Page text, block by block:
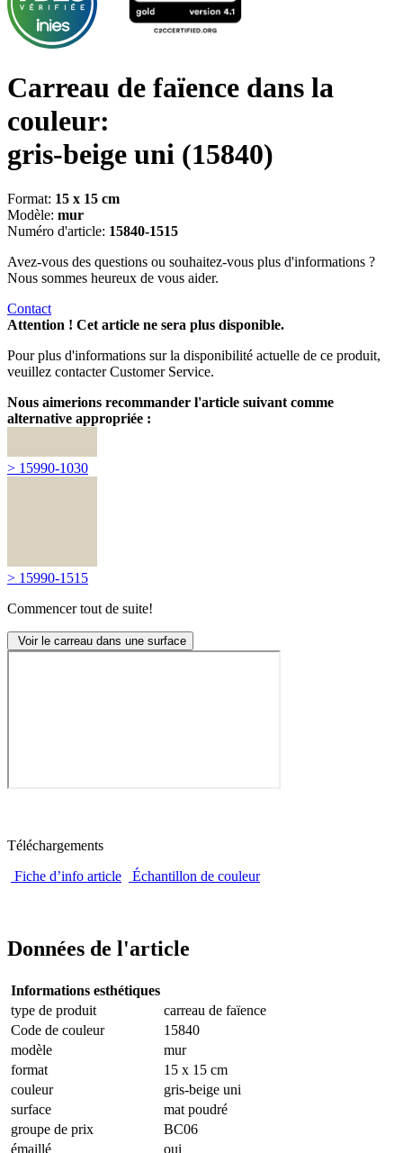
Carreau de faïence dans la
couleur:
gris-beige uni (15840)
Format: 15 x 15 cm
Modèle: mur
Numéro d'article: 15840-1515
Avez-vous des questions ou souhaitez-vous plus d'informations ?
Nous sommes heureux de vous aider.
Contact
Attention ! Cet article ne sera plus disponible.
Pour plus d'informations sur la disponibilité actuelle de ce produit,
veuillez contacter Customer Service.
Nous aimerions recommander l'article suivant comme
alternative appropriée :
> 15990-1030
> 15990-1515
Commencer tout de suite!
Voir le carreau dans une surface
Téléchargements
Fiche d’info article
Échantillon de couleur
Données de l'article
Informations esthétiques
type de produit
carreau de faïence
Code de couleur
15840
modèle
mur
format
15 x 15 cm
couleur
gris-beige uni
surface
mat poudré
groupe de prix
BC06
émaillé
oui